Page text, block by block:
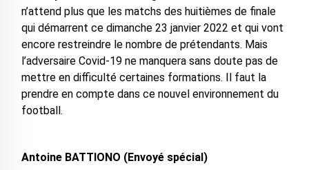
n’attend plus que les matchs des huitièmes de finale
qui démarrent ce dimanche 23 janvier 2022 et qui vont
encore restreindre le nombre de prétendants. Mais
l’adversaire Covid-19 ne manquera sans doute pas de
mettre en difficulté certaines formations. Il faut la
prendre en compte dans ce nouvel environnement du
football.
Antoine BATTIONO (Envoyé spécial)